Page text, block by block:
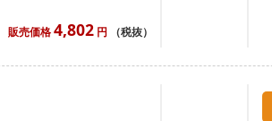
販売価格 4,802 円 （税抜）